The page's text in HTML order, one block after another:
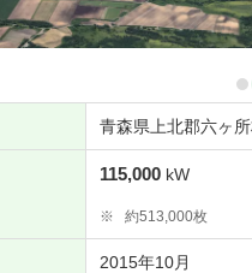
青森県上北郡六ヶ
115,000 kW
※ 約513,000枚
2015年10月